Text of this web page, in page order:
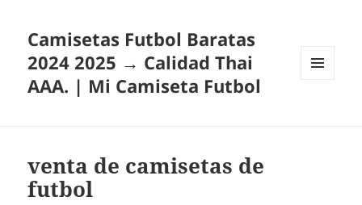
Camisetas Futbol Baratas
2024 2025 → Calidad Thai
AAA. | Mi Camiseta Futbol
venta de camisetas de
futbol